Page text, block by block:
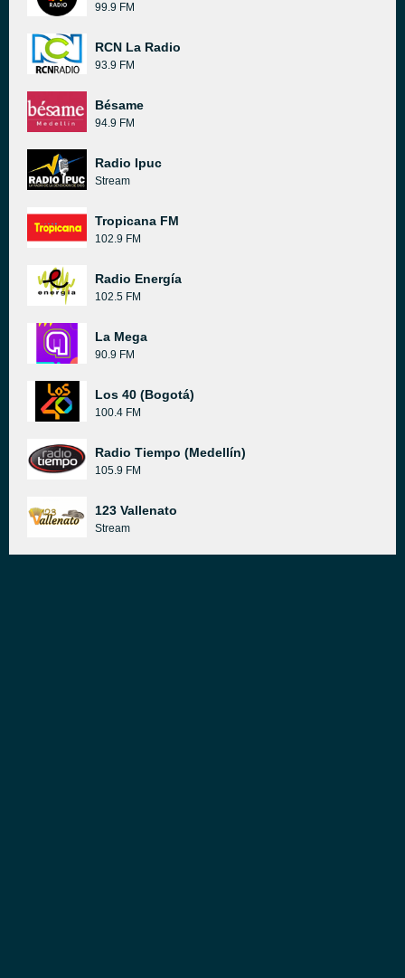
99.9 FM
RCN La Radio
93.9 FM
Bésame
94.9 FM
Radio Ipuc
Stream
Tropicana FM
102.9 FM
Radio Energía
102.5 FM
La Mega
90.9 FM
Los 40 (Bogotá)
100.4 FM
Radio Tiempo (Medellín)
105.9 FM
123 Vallenato
Stream